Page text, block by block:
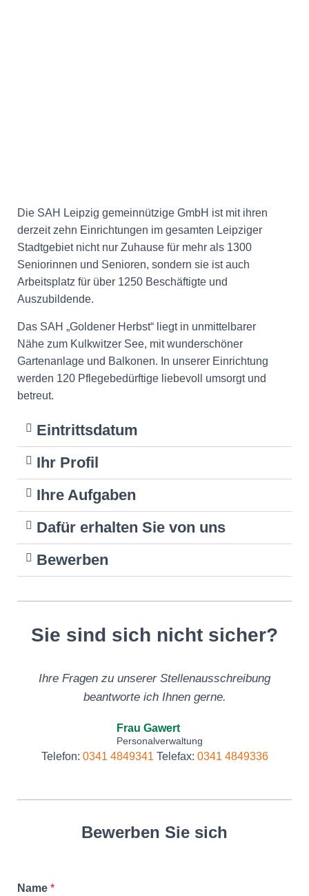
Die SAH Leipzig gemeinnützige GmbH ist mit ihren
derzeit zehn Einrichtungen im gesamten Leipziger
Stadtgebiet nicht nur Zuhause für mehr als 1300
Seniorinnen und Senioren, sondern sie ist auch
Arbeitsplatz für über 1250 Beschäftigte und
Auszubildende.
Das SAH „Goldener Herbst“ liegt in unmittelbarer
Nähe zum Kulkwitzer See, mit wunderschöner
Gartenanlage und Balkonen. In unserer Einrichtung
werden 120 Pflegebedürftige liebevoll umsorgt und
betreut.
Eintrittsdatum
Ihr Profil
Ihre Aufgaben
Dafür erhalten Sie von uns
Bewerben
Sie sind sich nicht sicher?
Ihre Fragen zu unserer Stellenausschreibung
beantworte ich Ihnen gerne.
Frau Gawert
Personalverwaltung
Telefon: 0341 4849341 Telefax: 0341 4849336
Bewerben Sie sich
Name *